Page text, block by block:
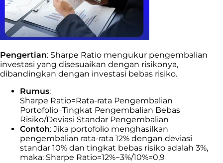
Pengertian: Sharpe Ratio mengukur pengembalian
investasi yang disesuaikan dengan risikonya,
dibandingkan dengan investasi bebas risiko.
Rumus:
Sharpe Ratio=Rata-rata Pengembalian
Portofolio−Tingkat Pengembalian Bebas
Risiko/Deviasi Standar Pengembalian
Contoh: Jika portofolio menghasilkan
pengembalian rata-rata 12% dengan deviasi
standar 10% dan tingkat bebas risiko adalah 3%,
maka: Sharpe Ratio=12%−3%/10%=0,9